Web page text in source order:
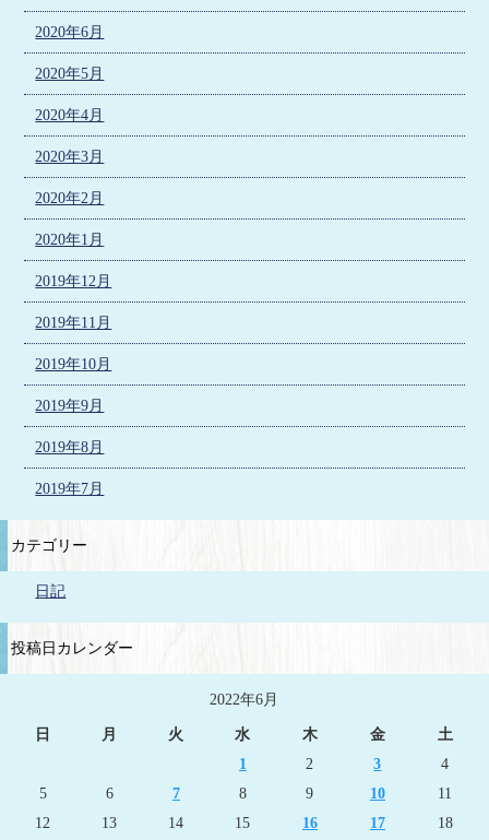
2020年6月
2020年5月
2020年4月
2020年3月
2020年2月
2020年1月
2019年12月
2019年11月
2019年10月
2019年9月
2019年8月
2019年7月
カテゴリー
日記
投稿日カレンダー
2022年6月
日 月 火 水 木 金
土
1
2 3
4
5
6 7 8 9 10
11
12
13 14 15 16 17 18